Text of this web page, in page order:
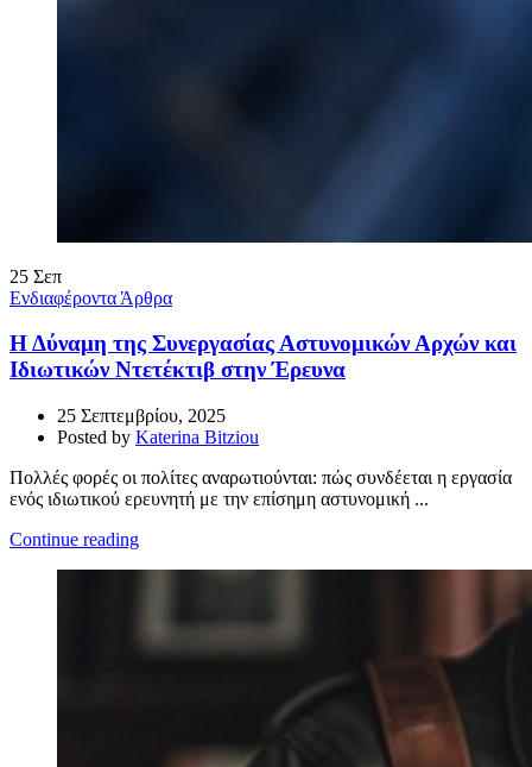
25 Σεπ
Ενδιαφέροντα Άρθρα
Η Δύναμη της Συνεργασίας Αστυνομικών Αρχών και
Ιδιωτικών Ντετέκτιβ στην Έρευνα
25 Σεπτεμβρίου, 2025
Posted by Katerina Bitziou
Πολλές φορές οι πολίτες αναρωτιούνται: πώς συνδέεται η εργασία
ενός ιδιωτικού ερευνητή με την επίσημη αστυνομική ...
Continue reading